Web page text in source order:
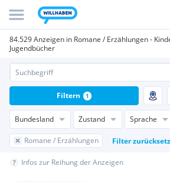
84.529 Anzeigen in Romane / Erzählungen -
Jugendbücher
Bundesland Zustand Sprache
Romane / Erzählungen Filter
Filtern 1
Infos zur Reihung der Anzeigen